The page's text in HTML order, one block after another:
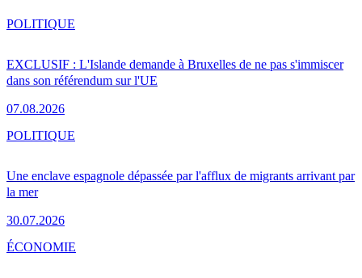
EXCLUSIF : L'Islande demande à Bruxelles de ne pas s'immiscer
dans son référendum sur l'UE
07.08.2026
POLITIQUE
Une enclave espagnole dépassée par l'afflux de migrants arrivant par
la mer
30.07.2026
POLITIQUE
ÉCONOMIE